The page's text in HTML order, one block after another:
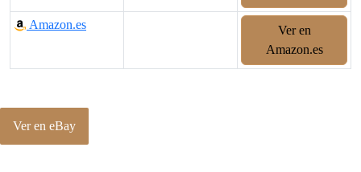
Amazon.es
Ver en
Amazon.es
Ver en eBay